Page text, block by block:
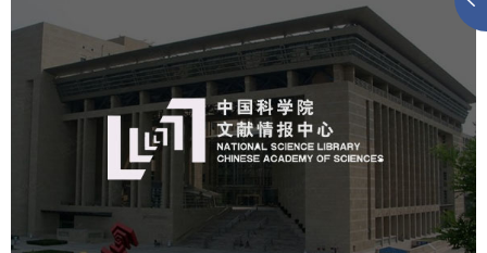
中国科学院文献情报中心
网站建设
数字博物馆建设
展厅空间设计
产品展厅设计